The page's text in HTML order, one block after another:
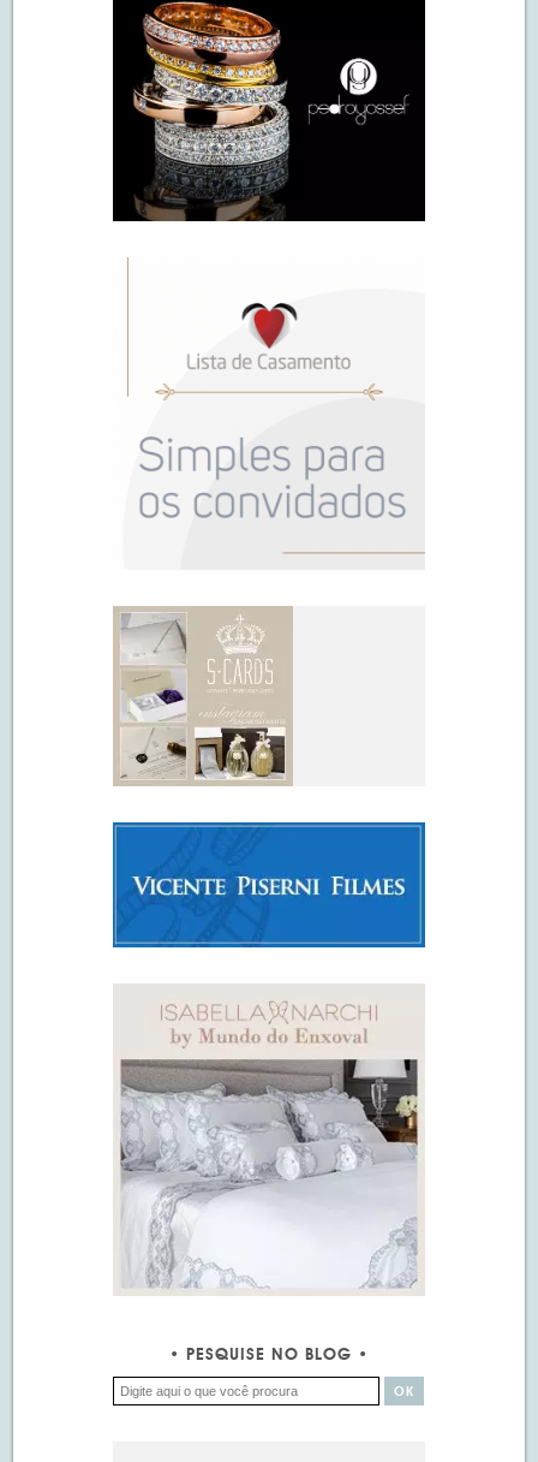
PESQUISE NO BLOG